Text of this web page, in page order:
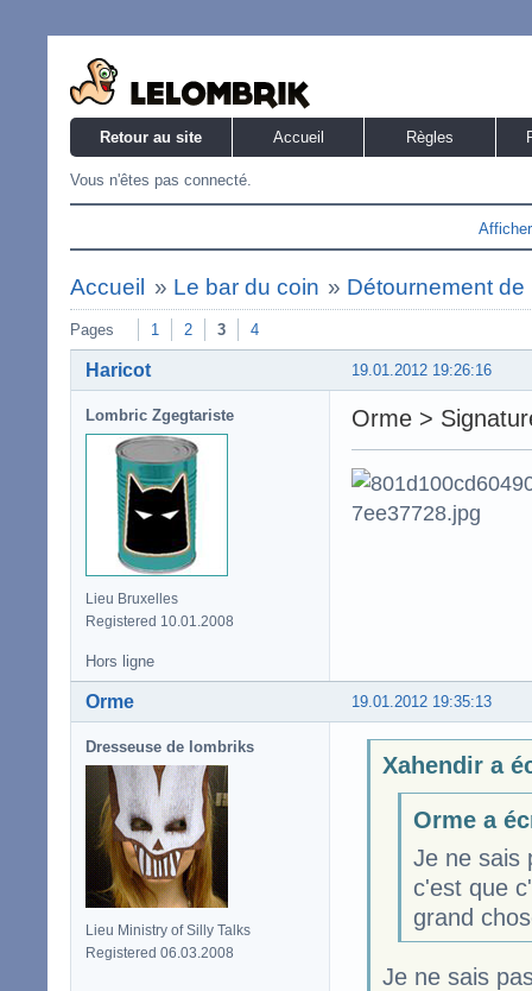
Retour au site Accueil Règles
Vous n'êtes pas connecté.
Accueil » Le bar du coin » Détournement
Pages 1 2 3 4
19.01.2012 19:26:16
Haricot
Lombric Zgegtariste
Lieu Bruxelles
Registered 10.01.2008
Orme >
Hors ligne
19.01.2012 19:35:13
Orme
Dresseuse de lombriks
Lieu Ministry of Silly Talks
Registered 06.03.2008
Xahendir a
Orme a
Je ne sais
c'est que
grand
Je ne sais